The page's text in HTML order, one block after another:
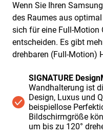
Wenn Sie Ihren
des Raumes aus
sich für eine Full-Motion
entscheiden. Es gibt
drehbaren (Full-Motion)
SIGNATURE
Wandhalterung ist
Design, Luxus und
beispiellose
Bildschirmgröße
um bis zu 120°